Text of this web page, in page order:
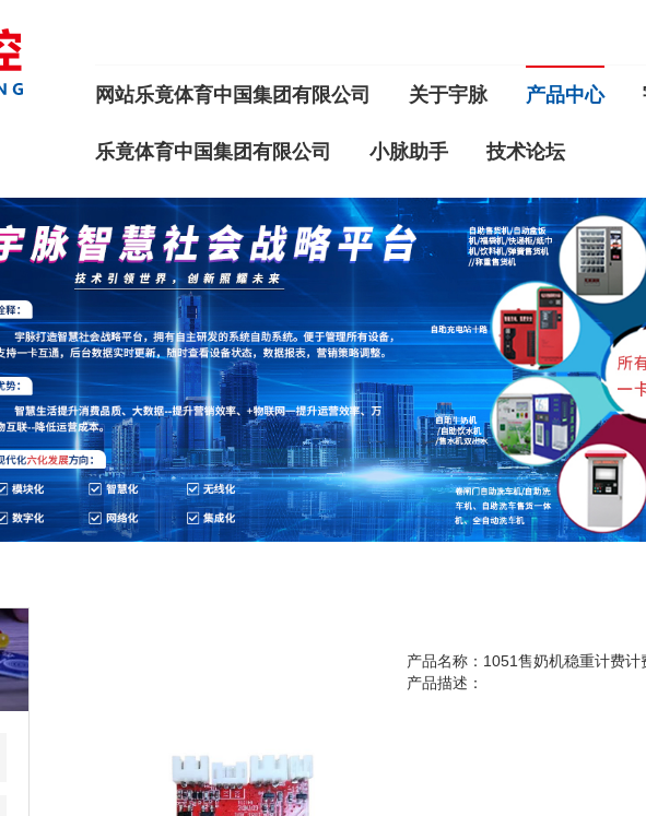
网站乐竟体育中国集团有限公司 关于宇脉 产品中心
乐竟体育中国集团有限公司 小脉助手 技术论坛
产品名称：1051售奶机稳重计费计
产品描述：